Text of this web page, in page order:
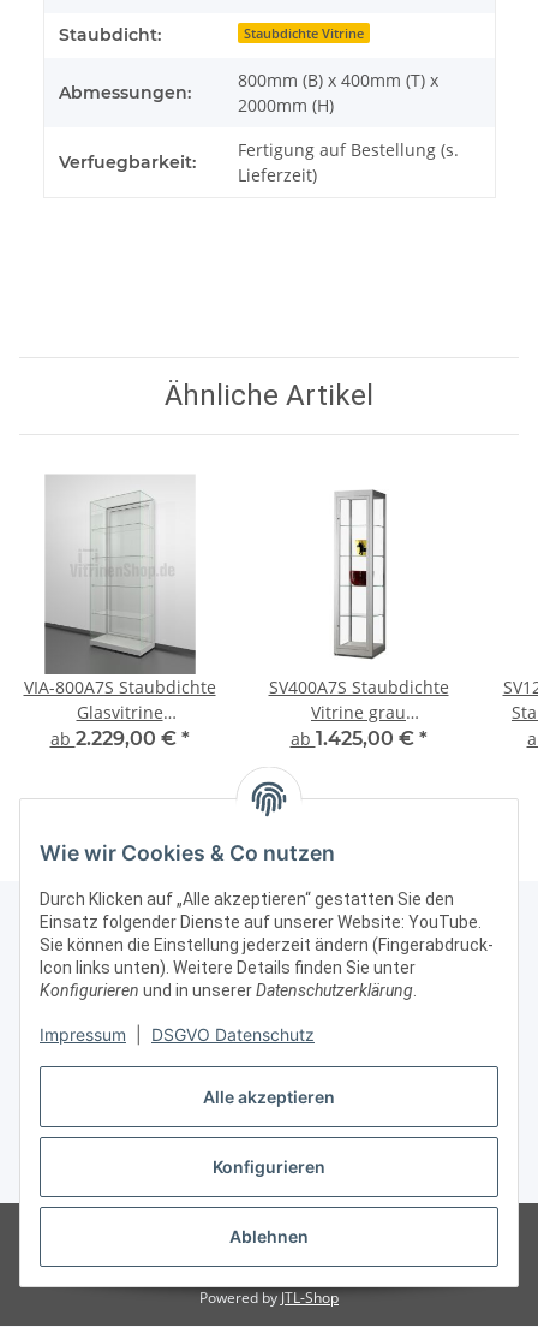
Alle akzeptieren
Konfigurieren
Ablehnen
Wie wir Cookies & Co nutzen
Durch Klicken auf „Alle akzeptieren“ gestatten Sie den
Einsatz folgender Dienste auf unserer Website: YouTube.
Sie können die Einstellung jederzeit ändern (Fingerabdruck-
Icon links unten). Weitere Details finden Sie unter
Konfigurieren und in unsererDatenschutzerklärung.
Impressum DSGVO Datenschutz
Staubdicht: Staubdichte Vitrine
Abmessungen:
800mm (B) x 400mm (T) x
2000mm (H)
Verfuegbarkeit:
Fertigung auf Bestellung (s.
Lieferzeit)
Ähnliche Artikel
VIA-800A7S Staubdichte
Glasvitrine
Präsentationsvitrine
ab 2.229,00 € *
SV400A7S Staubdichte
Vitrine grau
Ausstellungsvitrine
Präsentationsvitrine Alu
Silber abschließbar
ab 1.425,00 € *
Kontakt & Rechtliches
Weitere Informationen
Vertrag widerrufen
* Alle Preise zzgl. gesetzlicher USt., zzgl.Versand
Besucherzähler: 3032400
Powered by JTL-Shop